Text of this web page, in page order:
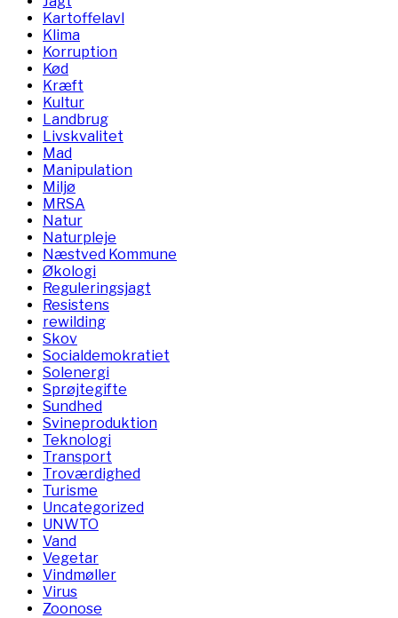
Kartoffelavl
Klima
Korruption
Kød
Kræft
Kultur
Landbrug
Livskvalitet
Mad
Manipulation
Miljø
MRSA
Natur
Naturpleje
Næstved Kommune
Økologi
Reguleringsjagt
Resistens
rewilding
Skov
Socialdemokratiet
Solenergi
Sprøjtegifte
Sundhed
Svineproduktion
Teknologi
Transport
Troværdighed
Turisme
Uncategorized
UNWTO
Vand
Vegetar
Vindmøller
Virus
Zoonose